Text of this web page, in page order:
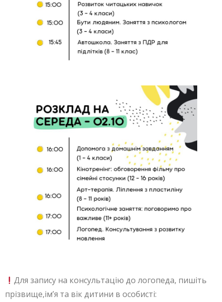
Для запису на консультацію до логопеда, пишіть
прізвище,ім’я та вік дитини в особисті: